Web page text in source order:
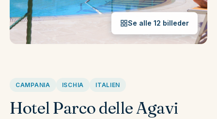
Se alle 12 billeder
CAMPANIA ISCHIA ITALIEN
Hotel Parco delle Agavi